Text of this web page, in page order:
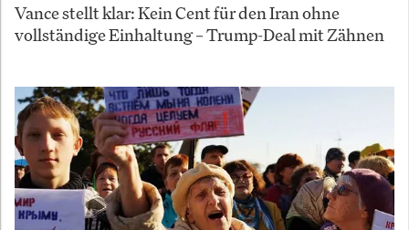
Vance stellt klar: Kein Cent für den Iran ohne
vollständige Einhaltung – Trump-Deal mit Zähnen